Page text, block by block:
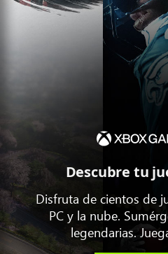
Descubre tu
Disfruta de cientos de
PC y la nube.
legendarias.